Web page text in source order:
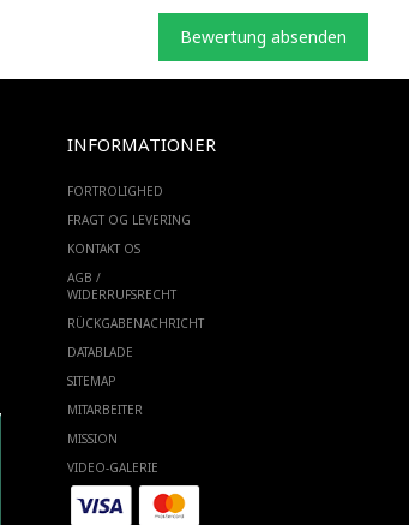
Bewertung absenden
INFORMATIONER
FORTROLIGHED
FRAGT OG LEVERING
KONTAKT OS
AGB /
WIDERRUFSRECHT
RÜCKGABENACHRICHT
DATABLADE
SITEMAP
MITARBEITER
MISSION
VIDEO-GALERIE